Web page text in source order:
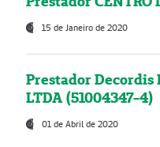
15 de Janeiro de 2020
Prestador Decordis
LTDA (51004347-4)
01 de Abril de 2020